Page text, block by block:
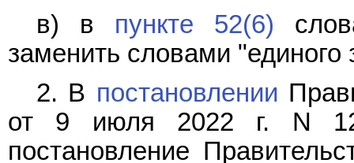
в) в пункте 52(6)
заменить словами "единого
2. В постановлении
от 9 июля 2022 г. N
постановление